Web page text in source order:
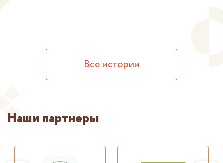
Все истории
Наши партнеры